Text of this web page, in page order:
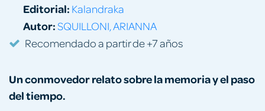
Un conmovedor relato sobre la memoria y el paso
del tiempo.
Editorial: Kalandraka
Autor:SQUILLONI, ARIANNA
Recomendado a partir de +7 años